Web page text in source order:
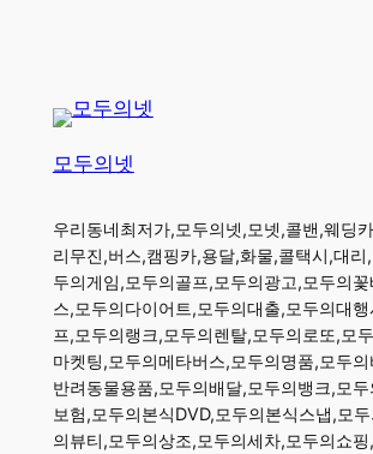
모두의넷
우리동네최저가,모두의넷,모넷,콜밴,웨딩
리무진,버스,캠핑카,용달,화물,콜택시,대리
두의게임,모두의골프,모두의광고,모두의
스,모두의다이어트,모두의대출,모두의대
프,모두의랭크,모두의렌탈,모두의로또,모
마켓팅,모두의메타버스,모두의명품,모두
반려동물용품,모두의배달,모두의뱅크,모
보험,모두의본식DVD,모두의본식스냅,모
의뷰티,모두의상조,모두의세차,모두의쇼